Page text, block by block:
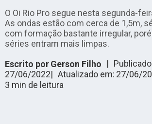
O Oi Rio Pro segue nesta segunda-
As ondas estão com cerca de 1,5m,
com formação bastante irregular,
séries entram mais limpas.
Escrito porGerson Filho |
27/06/2022| Atualizado em: 27/06/
3 min de leitura